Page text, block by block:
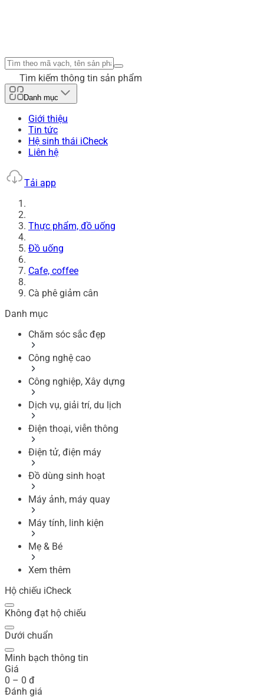
Tìm kiếm thông tin sản phẩm
Danh mục
Giới thiệu
Tin tức
Hệ sinh thái iCheck
Liên hệ
Tải app
Thực phẩm, đồ uống
Đồ uống
Cafe, coffee
Cà phê giảm cân
Danh mục
Chăm sóc sắc đẹp
Công nghệ cao
Công nghiệp, Xây dựng
Dịch vụ, giải trí, du lịch
Điện thoại, viễn thông
Điện tử, điện máy
Đồ dùng sinh hoạt
Máy ảnh, máy quay
Máy tính, linh kiện
Mẹ & Bé
Xem thêm
Hộ chiếu iCheck
Không đạt hộ chiếu
Dưới chuẩn
Minh bạch thông tin
Giá
0 – 0 đ
Đánh giá